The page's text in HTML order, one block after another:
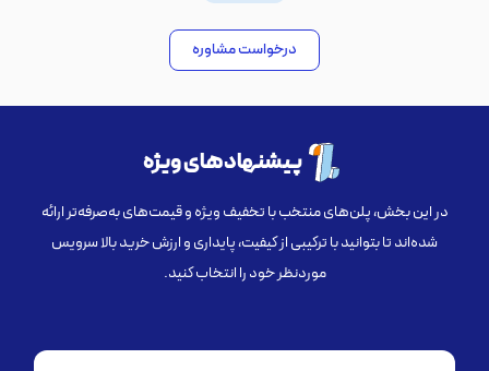
درخواست مشاوره
پیشنهادهای ویژه
در این بخش، پلن‌های منتخب با تخفیف ویژه و قیمت‌های به‌صرفه‌تر ارائه
شده‌اند تا بتوانید با ترکیبی از کیفیت، پایداری و ارزش خرید بالا سرویس
موردنظر خود را انتخاب کنید.